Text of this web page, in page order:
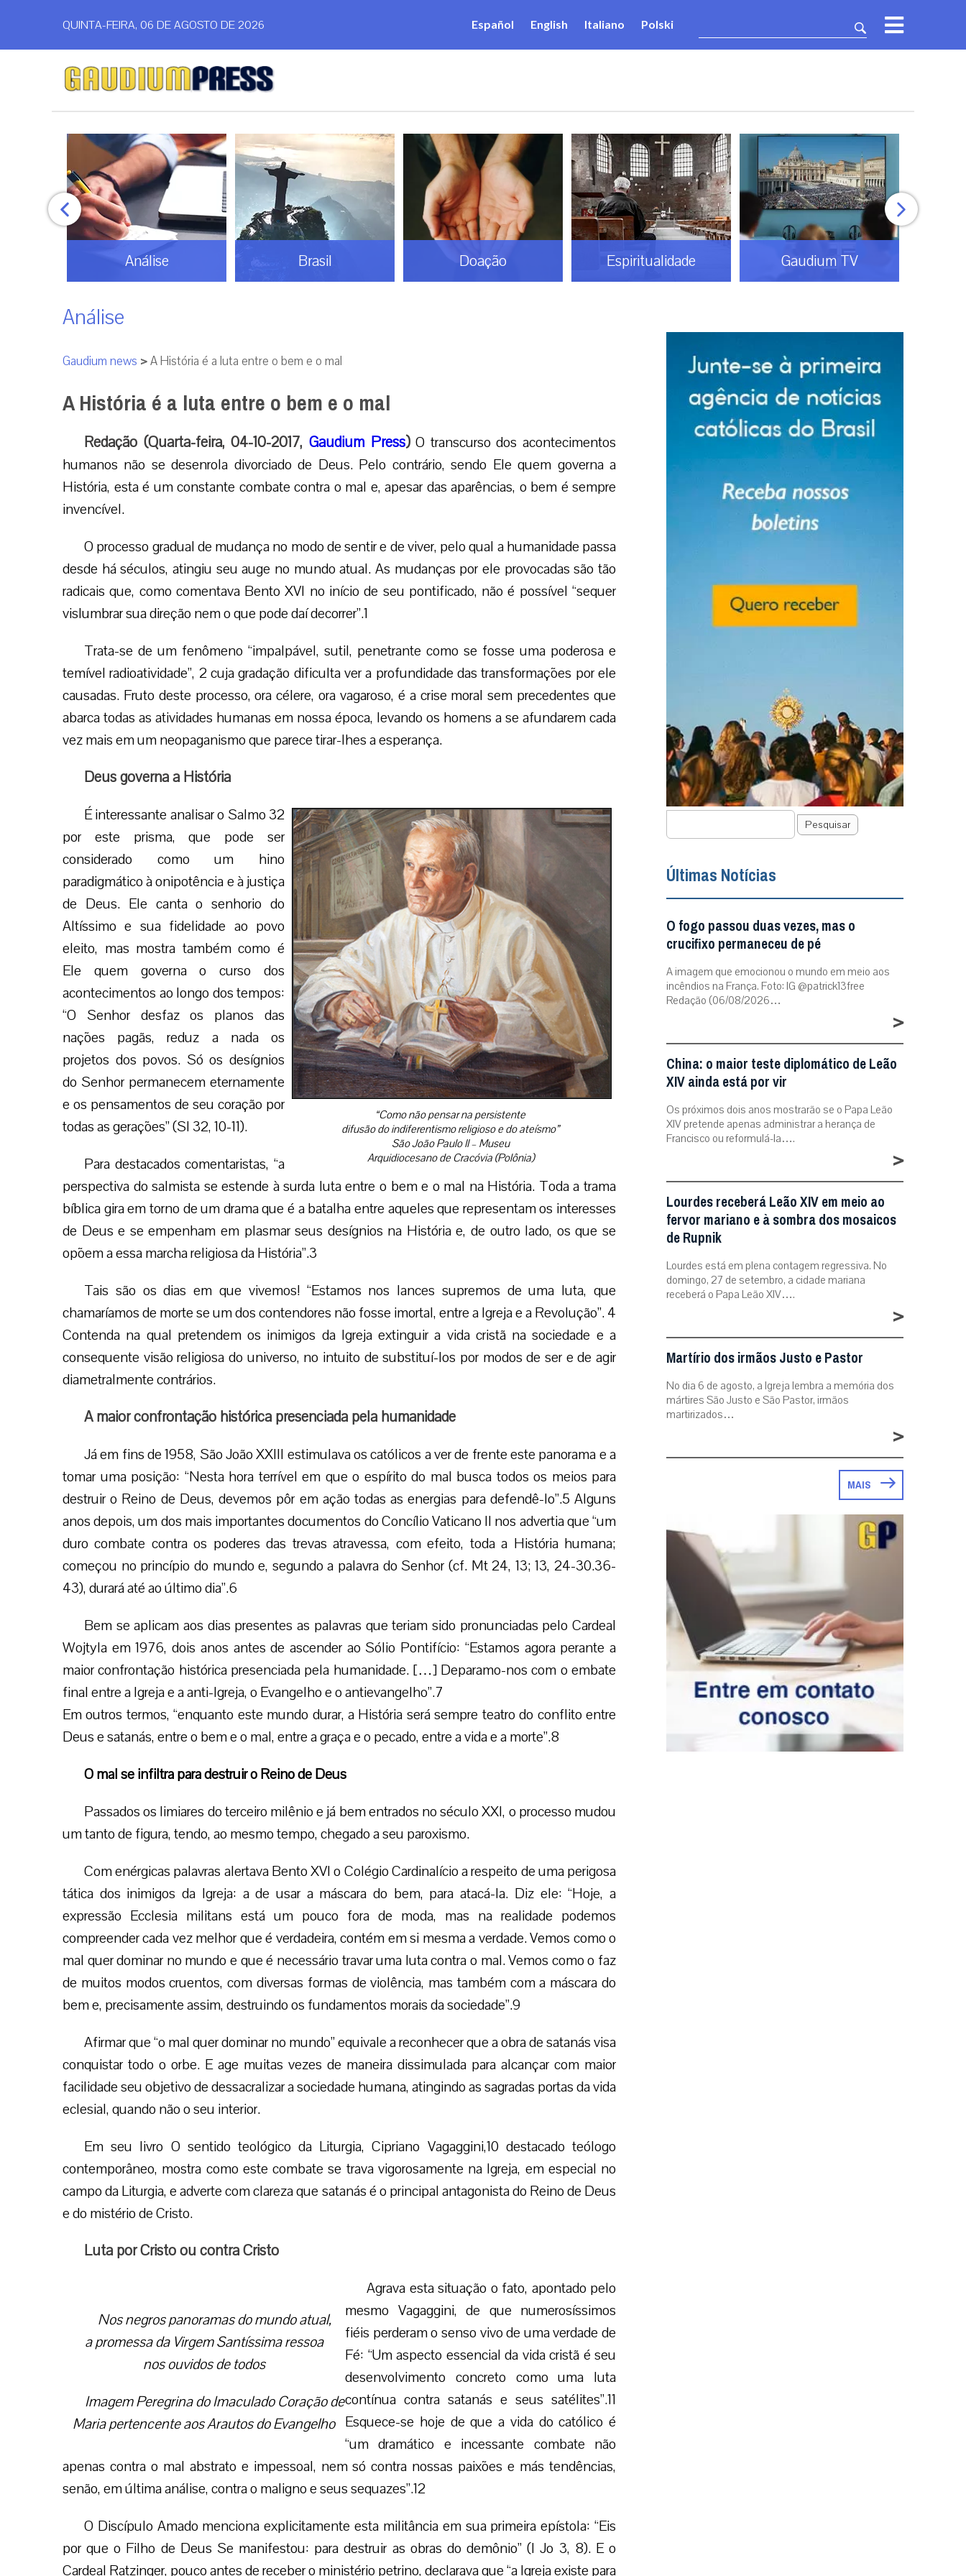
QUINTA-FEIRA, 06 DE AGOSTO DE 2026 Español English Italiano Polski
Análise Brasil Doação Espiritualidade Gaudium TV
Análise
Gaudium news >A História é a luta entre o bem e o mal
A História é a luta entre o bem e o mal
Redação (Quarta-feira, 04-10-2017, Gaudium Press)O transcurso dos acontecimentos
humanos não se desenrola divorciado de Deus. Pelo contrário, sendo Ele quem governa a
História, esta é um constante combate contra o mal e, apesar das aparências, o bem é sempre
invencível.
O processo gradual de mudança no modo de sentir e de viver, pelo qual a humanidade passa
desde há séculos, atingiu seu auge no mundo atual. As mudanças por ele provocadas são tão
radicais que, como comentava Bento XVI no início de seu pontificado, não é possível “sequer
vislumbrar sua direção nem o que pode daí decorrer”.1
Trata-se de um fenômeno “impalpável, sutil, penetrante como se fosse uma poderosa e
temível radioatividade”, 2 cuja gradação dificulta ver a profundidade das transformações por ele
causadas. Fruto deste processo, ora célere, ora vagaroso, é a crise moral sem precedentes que
abarca todas as atividades humanas em nossa época, levando os homens a se afundarem cada
vez mais em um neopaganismo que parece tirar-lhes a esperança.
Deus governa a História
“Como não pensar na persistente
difusão do indiferentismo religioso e do ateísmo”
São João Paulo II – Museu
Arquidiocesano de Cracóvia (Polônia)
É interessante analisar o Salmo 32
por este prisma, que pode ser
considerado como um hino
paradigmático à onipotência e à justiça
de Deus. Ele canta o senhorio do
Altíssimo e sua fidelidade ao povo
eleito, mas mostra também como é
Ele quem governa o curso dos
acontecimentos ao longo dos tempos:
“O Senhor desfaz os planos das
nações pagãs, reduz a nada os
projetos dos povos. Só os desígnios
do Senhor permanecem eternamente
e os pensamentos de seu coração por
todas as gerações” (Sl 32, 10-11).
Para destacados comentaristas, “a
perspectiva do salmista se estende à surda luta entre o bem e o mal na História. Toda a trama
bíblica gira em torno de um drama que é a batalha entre aqueles que representam os interesses
de Deus e se empenham em plasmar seus desígnios na História e, de outro lado, os que se
opõem a essa marcha religiosa da História”.3
Tais são os dias em que vivemos! “Estamos nos lances supremos de uma luta, que
chamaríamos de morte se um dos contendores não fosse imortal, entre a Igreja e a Revolução”. 4
Contenda na qual pretendem os inimigos da Igreja extinguir a vida cristã na sociedade e a
consequente visão religiosa do universo, no intuito de substituí-los por modos de ser e de agir
diametralmente contrários.
A maior confrontação histórica presenciada pela humanidade
Já em fins de 1958, São João XXIII estimulava os católicos a ver de frente este panorama e a
tomar uma posição: “Nesta hora terrível em que o espírito do mal busca todos os meios para
destruir o Reino de Deus, devemos pôr em ação todas as energias para defendê-lo”.5 Alguns
anos depois, um dos mais importantes documentos do Concílio Vaticano II nos advertia que “um
duro combate contra os poderes das trevas atravessa, com efeito, toda a História humana;
começou no princípio do mundo e, segundo a palavra do Senhor (cf. Mt 24, 13; 13, 24-30.36-
43), durará até ao último dia”.6
Bem se aplicam aos dias presentes as palavras que teriam sido pronunciadas pelo Cardeal
Wojtyla em 1976, dois anos antes de ascender ao Sólio Pontifício: “Estamos agora perante a
maior confrontação histórica presenciada pela humanidade. […] Deparamo-nos com o embate
final entre a Igreja e a anti-Igreja, o Evangelho e o antievangelho”.7
Em outros termos, “enquanto este mundo durar, a História será sempre teatro do conflito entre
Deus e satanás, entre o bem e o mal, entre a graça e o pecado, entre a vida e a morte”.8
O mal se infiltra para destruir o Reino de Deus
Passados os limiares do terceiro milênio e já bem entrados no século XXI, o processo mudou
um tanto de figura, tendo, ao mesmo tempo, chegado a seu paroxismo.
Com enérgicas palavras alertava Bento XVI o Colégio Cardinalício a respeito de uma perigosa
tática dos inimigos da Igreja: a de usar a máscara do bem, para atacá-la. Diz ele: “Hoje, a
expressão Ecclesia militans está um pouco fora de moda, mas na realidade podemos
compreender cada vez melhor que é verdadeira, contém em si mesma a verdade. Vemos como o
mal quer dominar no mundo e que é necessário travar uma luta contra o mal. Vemos como o faz
de muitos modos cruentos, com diversas formas de violência, mas também com a máscara do
bem e, precisamente assim, destruindo os fundamentos morais da sociedade”.9
Afirmar que “o mal quer dominar no mundo” equivale a reconhecer que a obra de satanás visa
conquistar todo o orbe. E age muitas vezes de maneira dissimulada para alcançar com maior
facilidade seu objetivo de dessacralizar a sociedade humana, atingindo as sagradas portas da vida
eclesial, quando não o seu interior.
Em seu livro O sentido teológico da Liturgia, Cipriano Vagaggini,10 destacado teólogo
contemporâneo, mostra como este combate se trava vigorosamente na Igreja, em especial no
campo da Liturgia, e adverte com clareza que satanás é o principal antagonista do Reino de Deus
e do mistério de Cristo.
Luta por Cristo ou contra Cristo
Agrava esta situação o fato, apontado pelo
mesmo Vagaggini, de que numerosíssimos
fiéis perderam o senso vivo de uma verdade de
Fé: “Um aspecto essencial da vida cristã é seu
desenvolvimento concreto como uma luta
contínua contra satanás e seus satélites”.11
Esquece-se hoje de que a vida do católico é
“um dramático e incessante combate não
apenas contra o mal abstrato e impessoal, nem
só contra nossas paixões e más tendências,
seus sequazes”.12
O Discípulo Amado menciona
Pesquisar
Últimas Notícias
O fogo passou duas vezes, mas o
crucifixo permaneceu de pé
A imagem que emocionou o mundo em meio aos
incêndios na França. Foto: IG @patrick13free
Redação (06/08/2026…
>
China: o maior teste diplomático de Leão
XIV ainda está por vir
Os próximos dois anos mostrarão se o Papa Leão
XIV pretende apenas administrar a herança de
Francisco ou reformulá-la….
>
Lourdes receberá Leão XIV em meio ao
fervor mariano e à sombra dos mosaicos
de Rupnik
Lourdes está em plena contagem regressiva. No
domingo, 27 de setembro, a cidade mariana
receberá o Papa Leão XIV….
>
Martírio dos irmãos Justo e Pastor
No dia 6 de agosto, a Igreja lembra a memória dos
mártires São Justo e São Pastor, irmãos
martirizados…
>
MAIS